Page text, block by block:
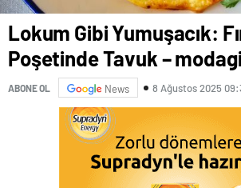
Lokum Gibi Yumuşacık:
Poşetinde Tavuk –
ABONE OL News 8 Ağustos 2025